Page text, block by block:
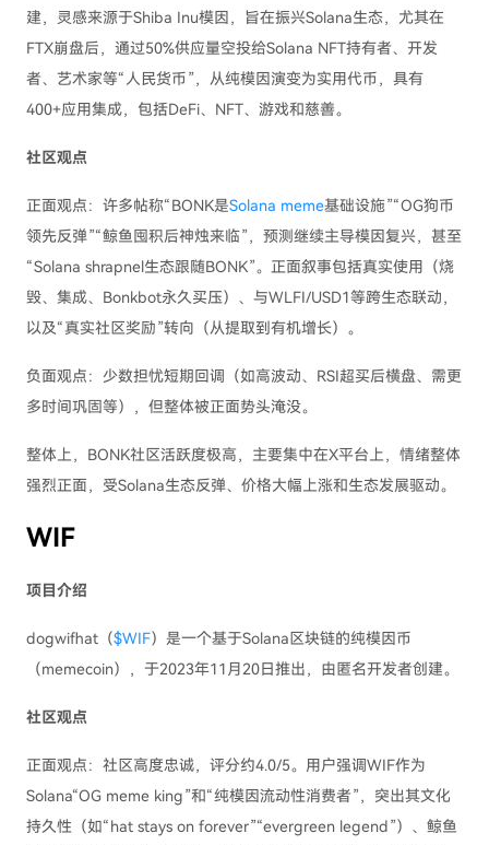
建，灵感来源于Shiba Inu模因，旨在振兴Solana生态，尤其在
FTX崩盘后，通过50%供应量空投给Solana NFT持有者、开发
者、艺术家等“人民货币”，从纯模因演变为实用代币，具有
400+应用集成，包括DeFi、NFT、游戏和慈善。
社区观点
正面观点：许多帖称“BONK是Solana meme基础设施”“OG狗币
领先反弹”“鲸鱼囤积后神烛来临”，预测继续主导模因复兴，甚至
“Solana shrapnel生态跟随BONK”。正面叙事包括真实使用（烧
毁、集成、Bonkbot永久买压）、与WLFI/USD1等跨生态联动，
以及“真实社区奖励”转向（从提取到有机增长）。
负面观点：少数担忧短期回调（如高波动、RSI超买后横盘、需更
多时间巩固等），但整体被正面势头淹没。
整体上，BONK社区活跃度极高，主要集中在X平台上，情绪整体
强烈正面，受Solana生态反弹、价格大幅上涨和生态发展驱动。
WIF
项目介绍
dogwifhat（$WIF）是一个基于Solana区块链的纯模因币
（memecoin），于2023年11月20日推出，由匿名开发者创建。
社区观点
正面观点：社区高度忠诚，评分约4.0/5。用户强调WIF作为
Solana“OG meme king”和“纯模因流动性消费者”，突出其文化
持久性（如“hat stays on forever”“evergreen legend”）、鲸鱼